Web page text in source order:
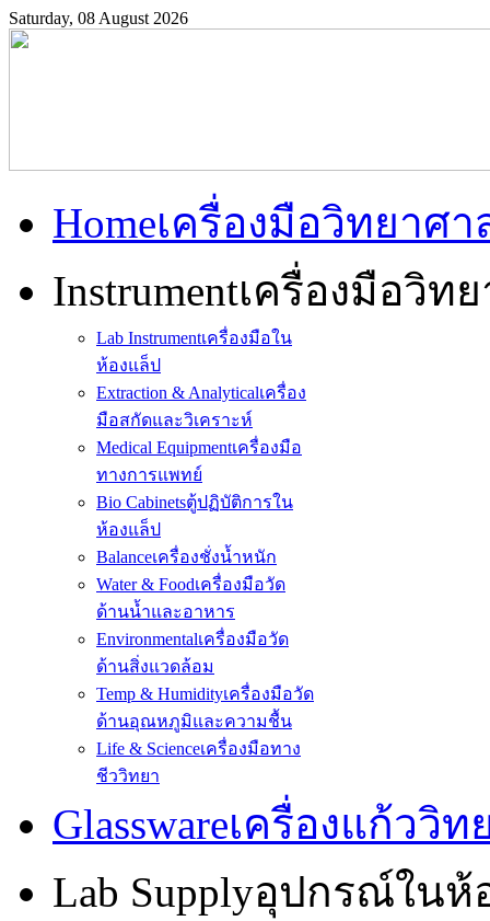
Saturday, 08 August 2026
Homeเครื่องมือวิทยาศา
Instrumentเครื่องมือวิท
Lab Instrumentเครื่องมือใน
ห้องแล็ป
Extraction & Analyticalเครื่อง
มือสกัดและวิเคราะห์
Medical Equipmentเครื่องมือ
ทางการแพทย์
Bio Cabinetsตู้ปฏิบัติการใน
ห้องแล็ป
Balanceเครื่องชั่งน้ำหนัก
Water & Foodเครื่องมือวัด
ด้านน้ำและอาหาร
Environmentalเครื่องมือวัด
ด้านสิ่งแวดล้อม
Temp & Humidityเครื่องมือวัด
ด้านอุณหภูมิและความชื้น
Life & Scienceเครื่องมือทาง
ชีววิทยา
Glasswareเครื่องแก้ววิท
Lab Supplyอุปกรณ์ในห้